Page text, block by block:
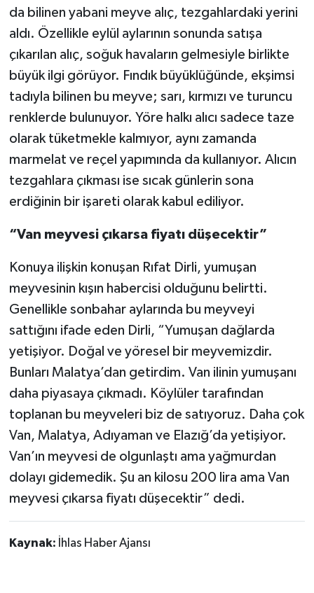
da bilinen yabani meyve alıç, tezgahlardaki yerini
aldı. Özellikle eylül aylarının sonunda satışa
çıkarılan alıç, soğuk havaların gelmesiyle birlikte
büyük ilgi görüyor. Fındık büyüklüğünde, ekşimsi
tadıyla bilinen bu meyve; sarı, kırmızı ve turuncu
renklerde bulunuyor. Yöre halkı alıcı sadece taze
olarak tüketmekle kalmıyor, aynı zamanda
marmelat ve reçel yapımında da kullanıyor. Alıcın
tezgahlara çıkması ise sıcak günlerin sona
erdiğinin bir işareti olarak kabul ediliyor.
“Van meyvesi çıkarsa fiyatı düşecektir”
Konuya ilişkin konuşan Rıfat Dirli, yumuşan
meyvesinin kışın habercisi olduğunu belirtti.
Genellikle sonbahar aylarında bu meyveyi
sattığını ifade eden Dirli, “Yumuşan dağlarda
yetişiyor. Doğal ve yöresel bir meyvemizdir.
Bunları Malatya’dan getirdim. Van ilinin yumuşanı
daha piyasaya çıkmadı. Köylüler tarafından
toplanan bu meyveleri biz de satıyoruz. Daha çok
Van, Malatya, Adıyaman ve Elazığ’da yetişiyor.
Van’ın meyvesi de olgunlaştı ama yağmurdan
dolayı gidemedik. Şu an kilosu 200 lira ama Van
meyvesi çıkarsa fiyatı düşecektir” dedi.
Kaynak: İhlas Haber Ajansı
TÜRKİYE
DÜNYA